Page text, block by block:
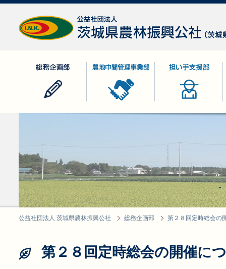
公益社団法人 茨城県農林振興公社 総務企画部 第２８回定時総会の
第２８回定時総会の開催に